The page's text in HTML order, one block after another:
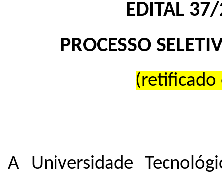
EDITAL
PROCESSO
A Universidade